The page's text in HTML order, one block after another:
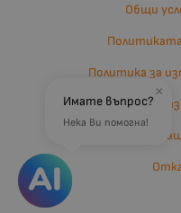
Общи
Политика за
Въпроси и
×
Имате въпрос?
Нека Ви помогна!